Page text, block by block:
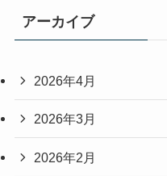
アーカイブ
2026年4月
2026年3月
2026年2月